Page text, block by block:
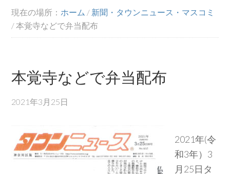
現在の場所： ホーム / 新聞・タウンニュース・マスコミ
/本覚寺などで弁当配布
本覚寺などで弁当配布
2021年3月25日
2021年(令
和3年）3
月25日タ